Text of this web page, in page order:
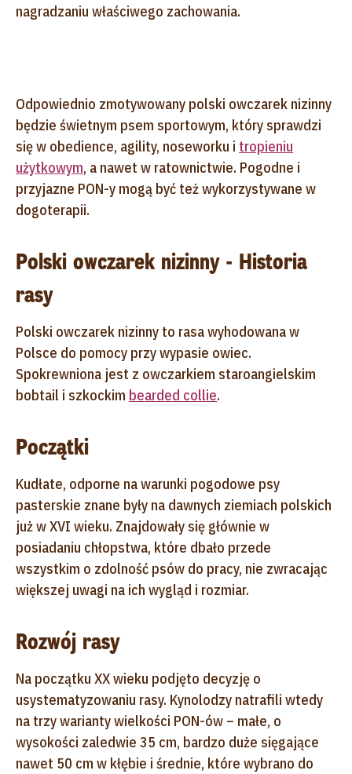
nagradzaniu właściwego zachowania.
Odpowiednio zmotywowany polski owczarek nizinny
będzie świetnym psem sportowym, który sprawdzi
się w obedience, agility, noseworku i tropieniu
użytkowym, a nawet w ratownictwie. Pogodne i
przyjazne PON-y mogą być też wykorzystywane w
dogoterapii.
Polski owczarek nizinny - Historia
rasy
Polski owczarek nizinny to rasa wyhodowana w
Polsce do pomocy przy wypasie owiec.
Spokrewniona jest z owczarkiem staroangielskim
bobtail i szkockim bearded collie.
Początki
Kudłate, odporne na warunki pogodowe psy
pasterskie znane były na dawnych ziemiach polskich
już w XVI wieku. Znajdowały się głównie w
posiadaniu chłopstwa, które dbało przede
wszystkim o zdolność psów do pracy, nie zwracając
większej uwagi na ich wygląd i rozmiar.
Rozwój rasy
Na początku XX wieku podjęto decyzję o
usystematyzowaniu rasy. Kynolodzy natrafili wtedy
na trzy warianty wielkości PON-ów – małe, o
wysokości zaledwie 35 cm, bardzo duże sięgające
nawet 50 cm w kłębie i średnie, które wybrano do